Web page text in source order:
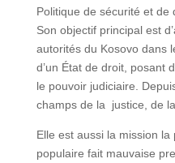
Politique de sécurité et de
Son objectif principal est
autorités du Kosovo dans
d’un État de droit, posant
le pouvoir judiciaire.
champs de la justice, de
Elle est aussi la mission la
populaire fait mauvaise